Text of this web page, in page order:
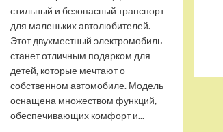
стильный и безопасный транспорт
для маленьких автолюбителей.
Этот двухместный электромобиль
станет отличным подарком для
детей, которые мечтают о
собственном автомобиле. Модель
оснащена множеством функций,
обеспечивающих комфорт и...